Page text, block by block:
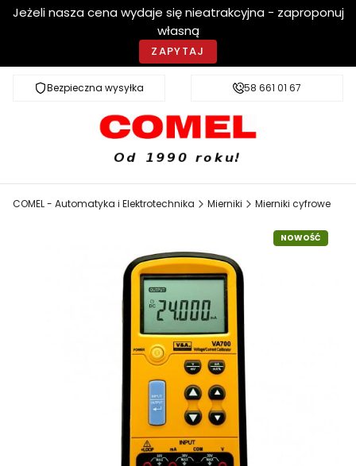
Jeżeli nasza cena wydaje się nieatrakcyjna - zaproponuj
własną
ZAPYTAJ
Bezpieczna wysyłka Szybka dostawa
58 661 01 67
COMEL - Automatyka i Elektrotechnika Mierniki Mierniki cyfrowe
NOWOŚĆ